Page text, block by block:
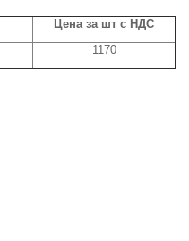
Цена за шт с НДС
1170